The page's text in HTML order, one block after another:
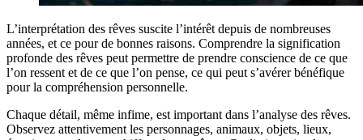
L’interprétation des rêves suscite l’intérêt depuis de nombreuses
années, et ce pour de bonnes raisons. Comprendre la signification
profonde des rêves peut permettre de prendre conscience de ce que
l’on ressent et de ce que l’on pense, ce qui peut s’avérer bénéfique
pour la compréhension personnelle.
Chaque détail, même infime, est important dans l’analyse des rêves.
Observez attentivement les personnages, animaux, objets, lieux,